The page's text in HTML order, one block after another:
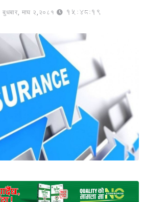
बुधबार, माघ २,२०८१ 15:48:19